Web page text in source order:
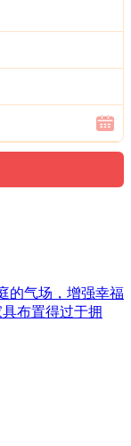
的气场，增强幸福
布置得过于拥